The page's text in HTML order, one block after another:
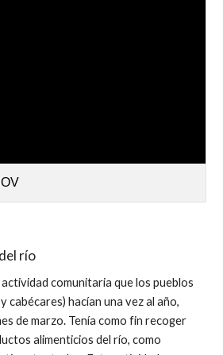
río
actividad comunitaria que los pueblos
cabécares) hacían una vez al año,
de marzo. Tenía como fin recoger
alimenticios del río, como